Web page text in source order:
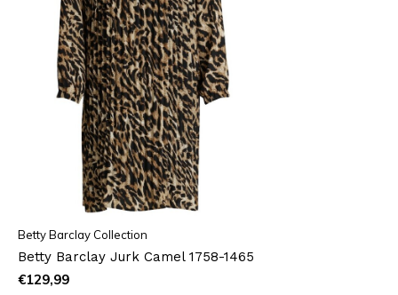
Betty Barclay Collection
Betty Barclay Jurk Camel 1758-1465
€129,99